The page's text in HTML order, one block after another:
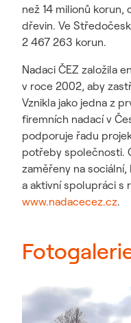
než 14 milionů korun,
dřevin. Ve
2 467 263 korun.
Nadaci ČEZ založila
v roce 2002, aby
Vznikla jako jedna z
firemních nadací v
podporuje řadu
potřeby společnosti.
zaměřeny na
a aktivní spolupráci s
www.nadacecez.cz.